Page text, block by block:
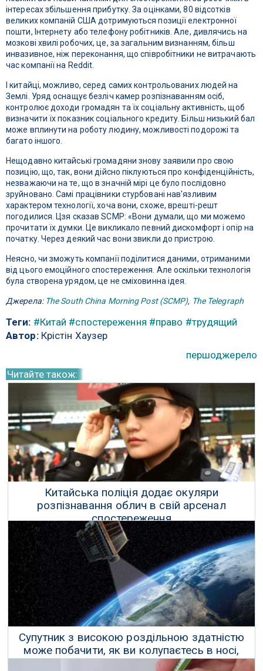
інтересах збільшення прибутку. За оцінками, 80 відсотків
великих компаній США дотримуються позиції електронної
пошти, Інтернету або телефону робітників. Але, дивлячись на
мозкові хвилі робочих, це, за загальним визнанням, більш
инвазивное, ніж переконання, що співробітники не витрачають
час компанії на Reddit.
І китайці, можливо, серед самих контрольованих людей на
Землі. Уряд оснащує безліч камер розпізнаванням осіб,
контролює доходи громадян та їх соціальну активність, щоб
визначити їх показник соціального кредиту. Більш низький бал
може вплинути на роботу людину, можливості подорожі та
багато іншого.
Нещодавно китайські громадяни знову заявили про свою
позицію, що, так, вони дійсно піклуються про конфіденційність,
незважаючи на те, що в значній мірі це було послідовно
зруйновано. Самі працівники стурбовані нав'язливим
характером технології, хоча вони, схоже, врешті-решт
погодилися. Цзя сказав SCMP: «Вони думали, що ми можемо
прочитати їх думки. Це викликало певний дискомфорт і опір на
початку. Через деякий час вони звикли до пристрою.
Неясно, чи зможуть компанії поділитися даними, отриманими
від цього емоційного спостереження. Але оскільки технологія
була створена урядом, це не сміховинна ідея.
Джерела: The South China Morning Post (SCMP), The Telegraph
Теги: #Китай #спостереження #право #трудящий
Автор:Крістін Хаузер
першоджерело
Читайте також:
Китайська поліція додає окуляри
розпізнавання облич в свій арсенал
спостереження
09 Лютого 2018 р.
Супутник з високою роздільною здатністю
може побачити, як ви колупаєтесь в носі,
стоячи в пробці